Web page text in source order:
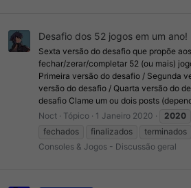
Desafio dos 52 jogos em um ano!
Sexta versão do desafio que propõe
fechar/zerar/completar 52 (ou mais)
Primeira versão do desafio / Segunda
versão do desafio / Quarta versão do
desafio Clame um ou dois posts
Noct
Tópico 1 Janeiro 2020 2020
fechados
finalizados terminados
Consoles & Jogos - Discussão geral